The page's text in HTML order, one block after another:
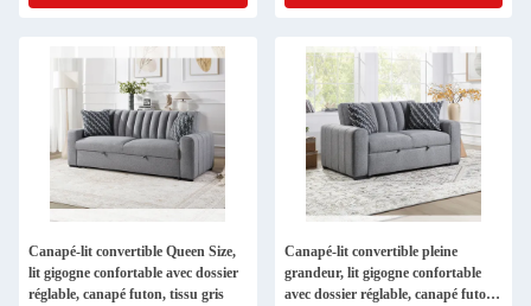
Canapé-lit convertible Queen Size,
lit gigogne confortable avec dossier
réglable, canapé futon, tissu gris
Canapé-lit convertible pleine
grandeur, lit gigogne confortable
avec dossier réglable, canapé futon,